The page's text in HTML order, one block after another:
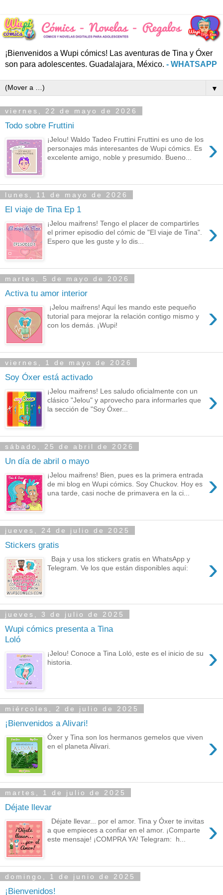
¡Bienvenidos a Wupi cómics! Las aventuras de Tina y Óxer
son para adolescentes. Guadalajara, México. - WHATSAPP
▼
viernes, 22 de mayo de 2026
Todo sobre Fruttini
›
¡Jelou! Waldo Tadeo Fruttini Fruttini es uno de los
personajes más interesantes de Wupi cómics. Es
excelente amigo, noble y presumido. Bueno...
lunes, 11 de mayo de 2026
El viaje de Tina Ep 1
›
¡Jelou maifrens! Tengo el placer de compartirles
el primer episodio del cómic de "El viaje de Tina".
Espero que les guste y lo dis...
martes, 5 de mayo de 2026
Activa tu amor interior
›
¡Jelou maifrens! Aquí les mando este pequeño
tutorial para mejorar la relación contigo mismo y
con los demás. ¡Wupi!
viernes, 1 de mayo de 2026
Soy Óxer está activado
›
¡Jelou maifrens! Les saludo oficialmente con un
clásico "Jelou" y aprovecho para informarles que
la sección de "Soy Óxer...
sábado, 25 de abril de 2026
Un día de abril o mayo
›
¡Jelou maifrens! Bien, pues es la primera entrada
de mi blog en Wupi cómics. Soy Chuckov. Hoy es
una tarde, casi noche de primavera en la ci...
jueves, 24 de julio de 2025
Stickers gratis
›
Baja y usa los stickers gratis en WhatsApp y
Telegram. Ve los que están disponibles aquí:
jueves, 3 de julio de 2025
Wupi cómics presenta a Tina
Loló
›
¡Jelou! Conoce a Tina Loló, este es el inicio de su
historia.
miércoles, 2 de julio de 2025
¡Bienvenidos a Alivari!
›
Óxer y Tina son los hermanos gemelos que viven
en el planeta Alivari.
martes, 1 de julio de 2025
Déjate llevar
›
Déjate llevar... por el amor. Tina y Óxer te invitas
a que empieces a confiar en el amor. ¡Comparte
este mensaje! ¡COMPRA YA! Telegram: h...
domingo, 1 de junio de 2025
¡Bienvenidos!